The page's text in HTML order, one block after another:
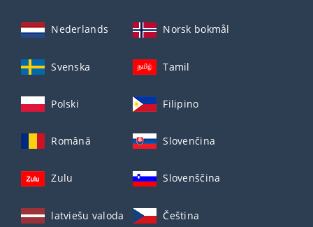
Nederlands Norsk bokmål
Svenska Tamil
Polski Filipino
Română Slovenčina
Zulu Slovenščina
latviešu valoda Čeština